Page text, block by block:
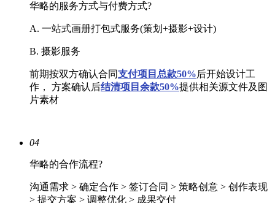
华略的服务方式与付费方式?
A. 一站式画册打包式服务(策划+摄影+设计)
B. 摄影服务
前期按双方确认合同支付项目总款50%后开始设计工
作， 方案确认后结清项目余款50%提供相关源文件及图
片素材
04
华略的合作流程?
沟通需求 > 确定合作 > 签订合同 > 策略创意 > 创作表现
> 提交方案 > 调整优化 > 成果交付